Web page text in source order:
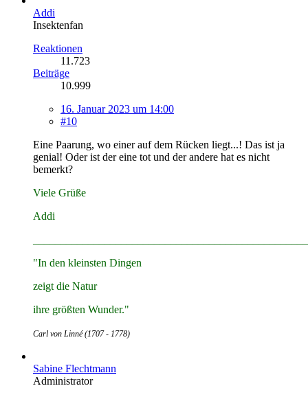
Addi
Insektenfan
Reaktionen
11.723
Beiträge
10.999
16. Januar 2023 um 14:00
#10
Eine Paarung, wo einer auf dem Rücken liegt...! Das ist ja
genial! Oder ist der eine tot und der andere hat es nicht
bemerkt?
Viele Grüße
Addi
"In den kleinsten Dingen
zeigt die Natur
ihre größten Wunder."
Carl von Linné (1707 - 1778)
Sabine Flechtmann
Administrator